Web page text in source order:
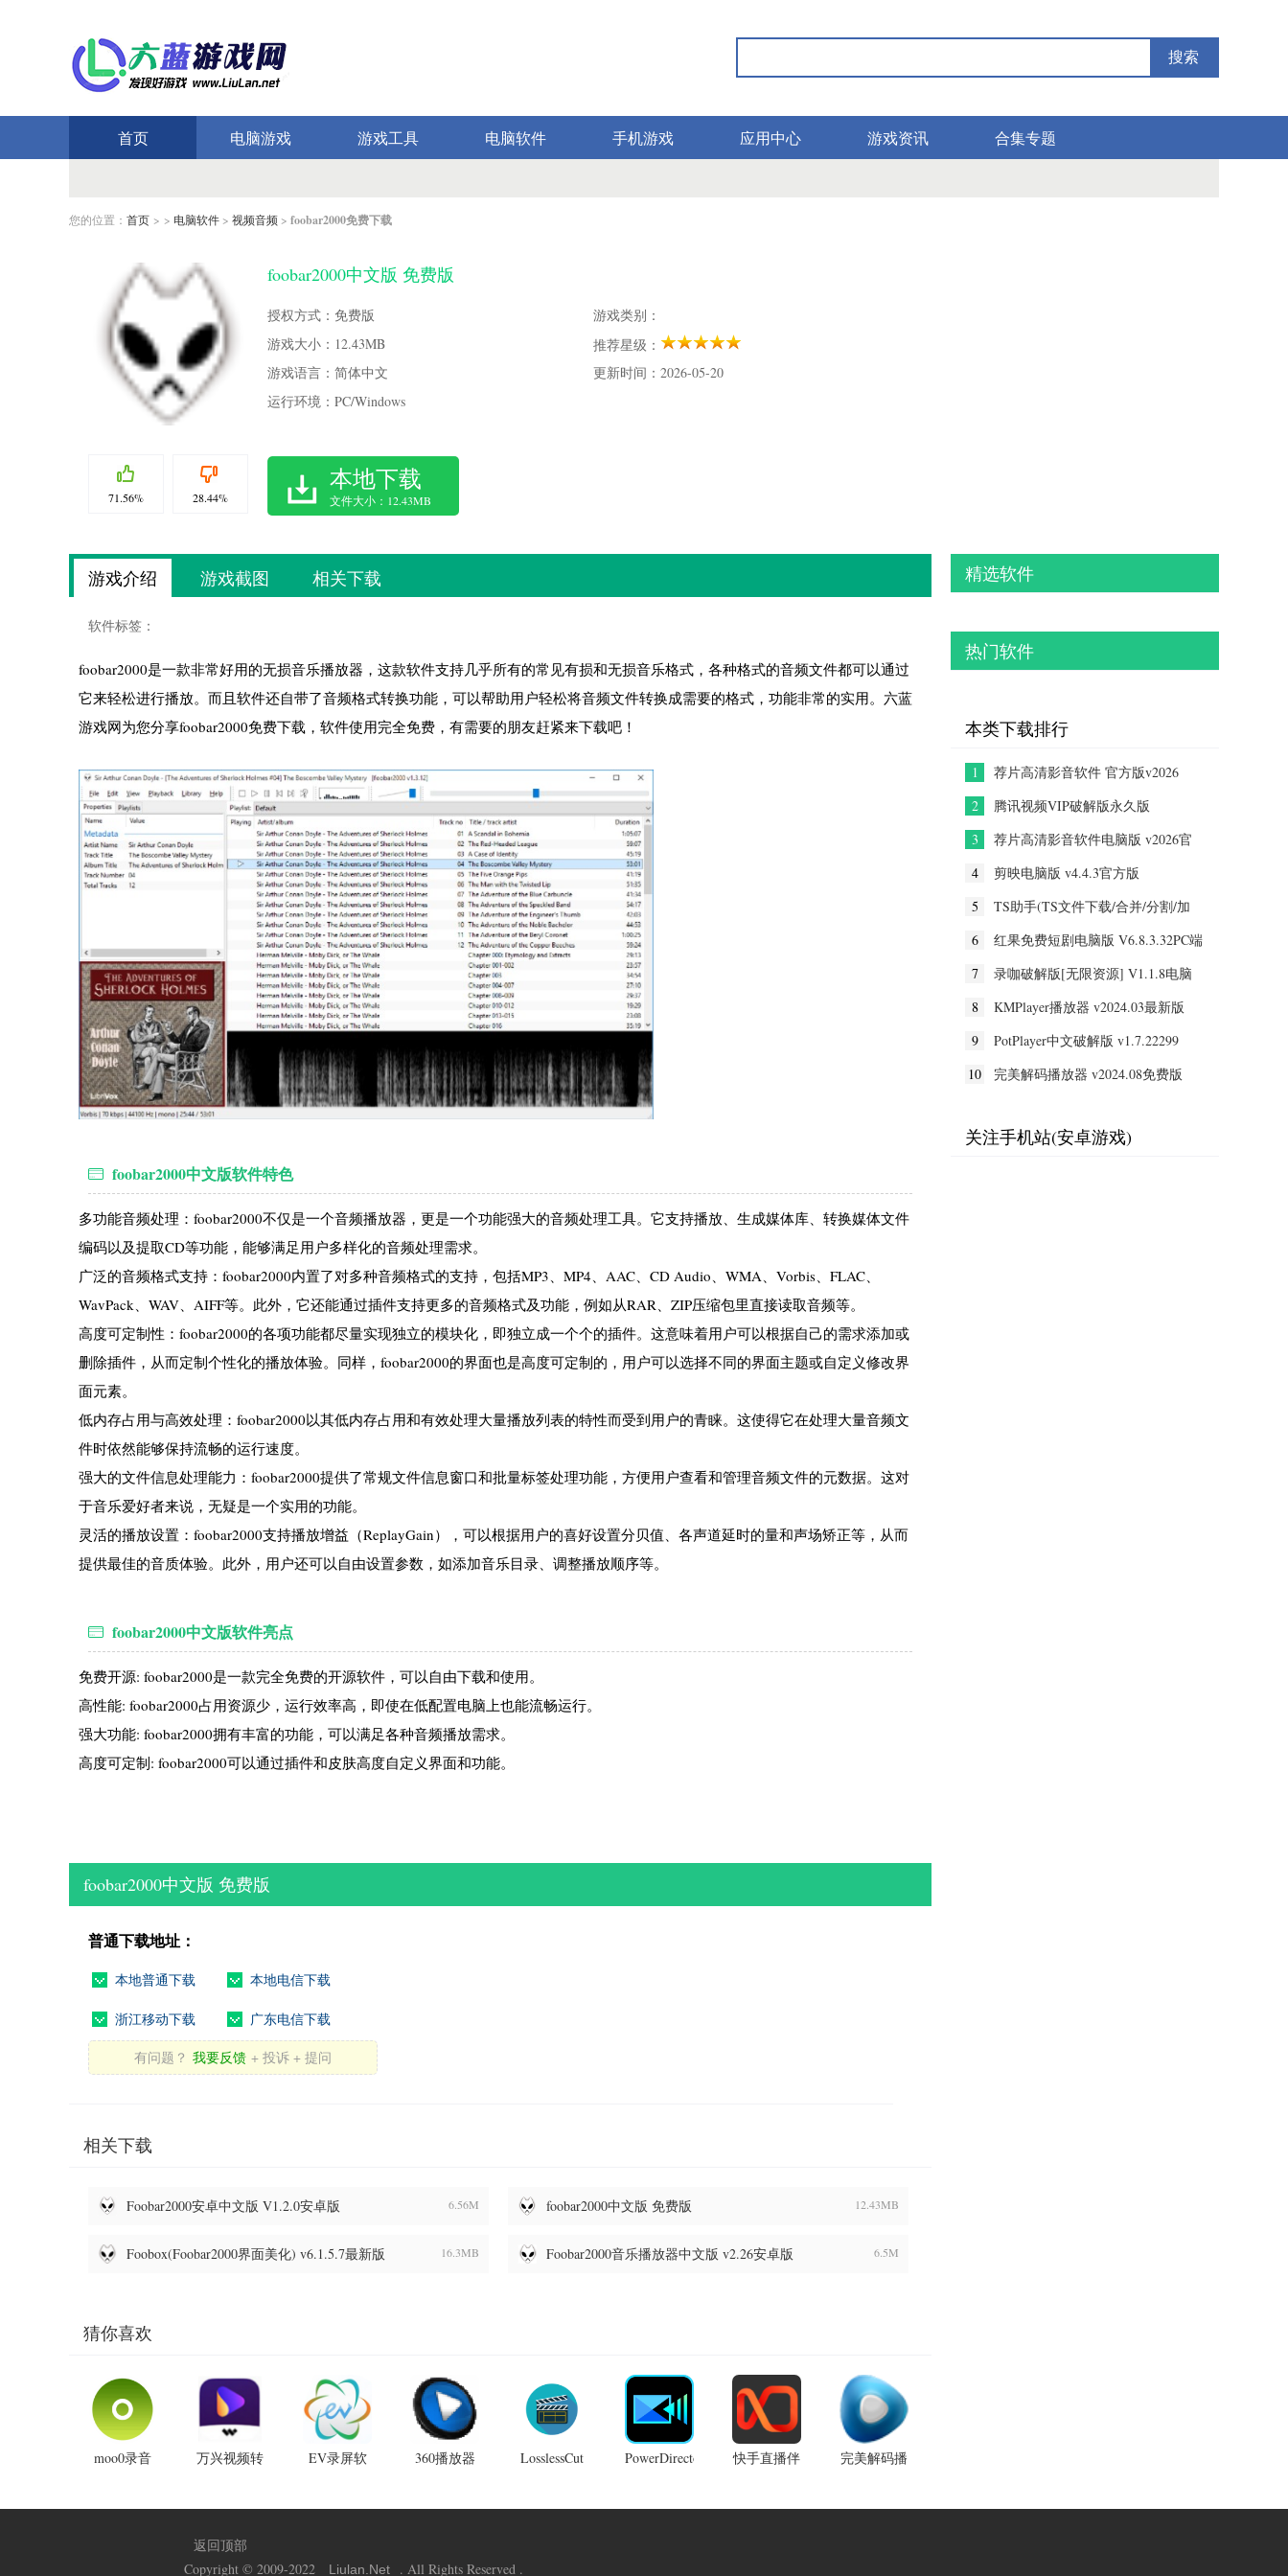
搜索
首页 电脑游戏 游戏工具 电脑软件 手机游戏 应用中心 游戏资讯 合集专题
您的位置： 首页 > > 电脑软件 > 视频音频 > foobar2000免费下载
71.56% 28.44%
foobar2000中文版 免费版
授权方式：免费版
游戏类别：
游戏大小：12.43MB
推荐星级：
游戏语言：简体中文
更新时间：2026-05-20
运行环境：PC/Windows
本地下载
文件大小：12.43MB
游戏介绍 游戏截图 相关下载
软件标签：
foobar2000是一款非常好用的无损音乐播放器，这款软件支持几乎所有的常见有损和无损音乐格式，各种格式的音频文件都可以通过
它来轻松进行播放。而且软件还自带了音频格式转换功能，可以帮助用户轻松将音频文件转换成需要的格式，功能非常的实用。六蓝
游戏网为您分享foobar2000免费下载，软件使用完全免费，有需要的朋友赶紧来下载吧！
foobar2000中文版软件特色
多功能音频处理：foobar2000不仅是一个音频播放器，更是一个功能强大的音频处理工具。它支持播放、生成媒体库、转换媒体文件
编码以及提取CD等功能，能够满足用户多样化的音频处理需求。
广泛的音频格式支持：foobar2000内置了对多种音频格式的支持，包括MP3、MP4、AAC、CD Audio、WMA、Vorbis、FLAC、
WavPack、WAV、AIFF等。此外，它还能通过插件支持更多的音频格式及功能，例如从RAR、ZIP压缩包里直接读取音频等。
高度可定制性：foobar2000的各项功能都尽量实现独立的模块化，即独立成一个个的插件。这意味着用户可以根据自己的需求添加或
删除插件，从而定制个性化的播放体验。同样，foobar2000的界面也是高度可定制的，用户可以选择不同的界面主题或自定义修改界
面元素。
低内存占用与高效处理：foobar2000以其低内存占用和有效处理大量播放列表的特性而受到用户的青睐。这使得它在处理大量音频文
件时依然能够保持流畅的运行速度。
强大的文件信息处理能力：foobar2000提供了常规文件信息窗口和批量标签处理功能，方便用户查看和管理音频文件的元数据。这对
于音乐爱好者来说，无疑是一个实用的功能。
灵活的播放设置：foobar2000支持播放增益（ReplayGain），可以根据用户的喜好设置分贝值、各声道延时的量和声场矫正等，从而
提供最佳的音质体验。此外，用户还可以自由设置参数，如添加音乐目录、调整播放顺序等。
foobar2000中文版软件亮点
免费开源: foobar2000是一款完全免费的开源软件，可以自由下载和使用。
高性能: foobar2000占用资源少，运行效率高，即使在低配置电脑上也能流畅运行。
强大功能: foobar2000拥有丰富的功能，可以满足各种音频播放需求。
高度可定制: foobar2000可以通过插件和皮肤高度自定义界面和功能。
foobar2000中文版 免费版
普通下载地址：
本地普通下载 本地电信下载
浙江移动下载 广东电信下载
有问题？ 我要反馈 + 投诉 + 提问
相关下载
Foobar2000安卓中文版 V1.2.0安卓版 6.56M foobar2000中文版 免费版 12.43MB
Foobox(Foobar2000界面美化) v6.1.5.7最新版 16.3MB Foobar2000音乐播放器中文版 v2.26安卓版 6.5M
猜你喜欢
moo0录音
万兴视频转
最新版
EV录屏软
V5.2.1.1绿
360播放器
LosslessCut
中文免费版
PowerDirector
快手直播伴
电脑版
完美解码播
费版
精选软件
热门软件
本类下载排行
1
荐片高清影音软件 官方版v2026
2
腾讯视频VIP破解版永久版
3
荐片高清影音软件电脑版 v2026官
4
剪映电脑版 v4.4.3官方版
5
TS助手(TS文件下载/合并/分割/加
6
红果免费短剧电脑版 V6.8.3.32PC端
7
录咖破解版[无限资源] V1.1.8电脑
8
KMPlayer播放器 v2024.03最新版
9
PotPlayer中文破解版 v1.7.22299
10
完美解码播放器 v2024.08免费版
关注手机站(安卓游戏)
返回顶部
Copyright © 2009-2022
Liulan .Net . All Rights Reserved .